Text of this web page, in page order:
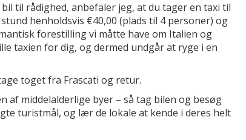
til rådighed, anbefaler jeg, at du tager en taxi til
henholdsvis €40,00 (plads til 4 personer) og
forestilling vi måtte have om Italien og
taxien for dig, og dermed undgår at ryge i en
toget fra Frascati og retur.
af middelalderlige byer – så tag bilen og besøg
turistmål, og lær de lokale at kende i deres helt